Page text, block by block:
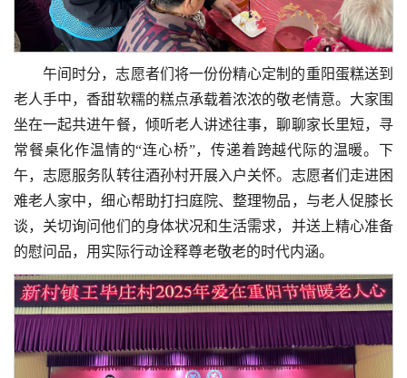
午间时分，志愿者们将一份份精心定制的重阳蛋糕送到
老人手中，香甜软糯的糕点承载着浓浓的敬老情意。大家围
坐在一起共进午餐，倾听老人讲述往事，聊聊家长里短，寻
常餐桌化作温情的“连心桥”，传递着跨越代际的温暖。下
午，志愿服务队转往酒孙村开展入户关怀。志愿者们走进困
难老人家中，细心帮助打扫庭院、整理物品，与老人促膝长
谈，关切询问他们的身体状况和生活需求，并送上精心准备
的慰问品，用实际行动诠释尊老敬老的时代内涵。